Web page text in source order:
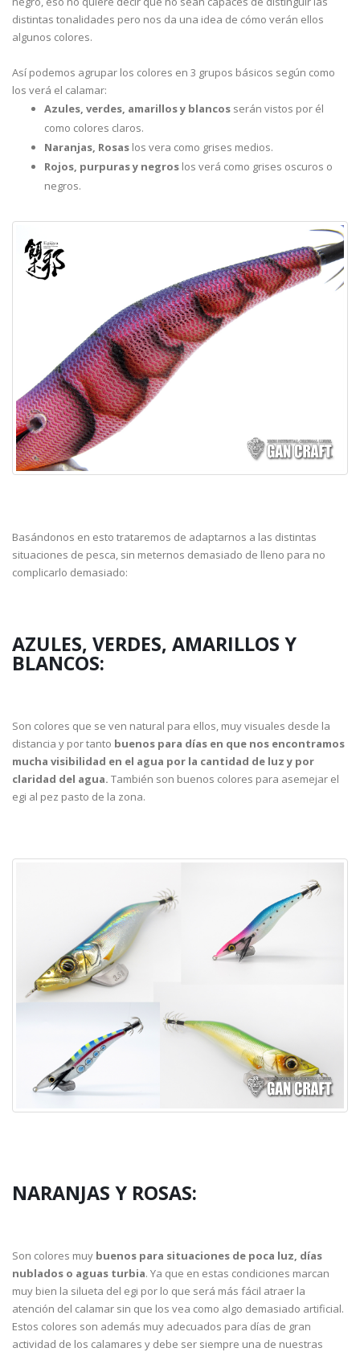
distintas tonalidades pero nos da una idea de cómo verán ellos
algunos colores.
Así podemos agrupar los colores en 3 grupos básicos según como
los verá el calamar:
Azules, verdes, amarillos y blancos serán vistos por él
como colores claros.
Naranjas, Rosas los vera como grises medios.
Rojos, purpuras y negros los verá como grises oscuros o
negros.
Basándonos en esto trataremos de adaptarnos a las distintas
situaciones de pesca, sin meternos demasiado de lleno para no
complicarlo demasiado:
AZULES, VERDES, AMARILLOS Y
BLANCOS:
Son colores que se ven natural para ellos, muy visuales desde la
distancia y por tanto buenos para días en que nos encontramos
mucha visibilidad en el agua por la cantidad de luz y por
claridad del agua. También son buenos colores para asemejar el
egi al pez pasto de la zona.
NARANJAS Y ROSAS:
Son colores muy buenos para situaciones de poca luz, días
nublados o aguas turbia. Ya que en estas condiciones marcan
muy bien la silueta del egi por lo que será más fácil atraer la
atención del calamar sin que los vea como algo demasiado artificial.
Estos colores son además muy adecuados para días de gran
actividad de los calamares y debe ser siempre una de nuestras